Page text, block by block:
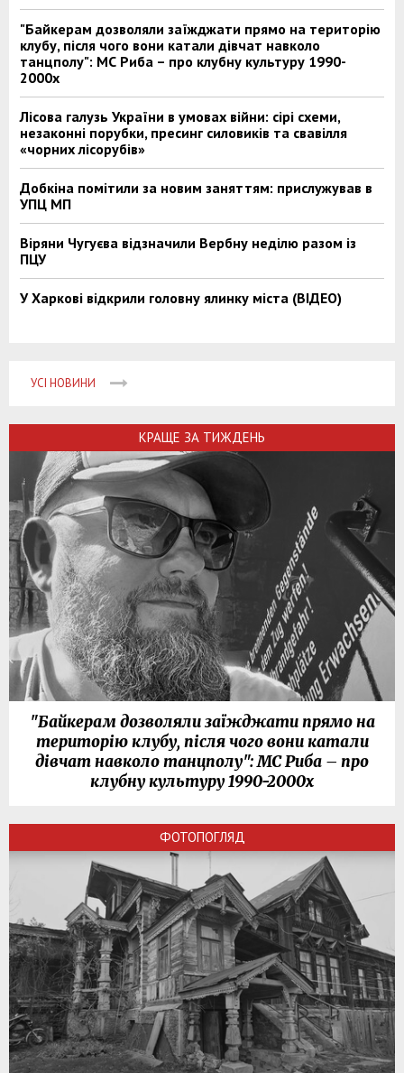
"Байкерам дозволяли заїжджати прямо на територію
клубу, після чого вони катали дівчат навколо
танцполу": МС Риба – про клубну культуру 1990-
2000х
Лісова галузь України в умовах війни: сірі схеми,
незаконні порубки, пресинг силовиків та свавілля
«чорних лісорубів»
Добкіна помітили за новим заняттям: прислужував в
УПЦ МП
Віряни Чугуєва відзначили Вербну неділю разом із
ПЦУ
У Харкові відкрили головну ялинку міста (ВІДЕО)
УСІ НОВИНИ
КРАЩЕ ЗА ТИЖДЕНЬ
"Байкерам дозволяли заїжджати прямо на
територію клубу, після чого вони катали
дівчат навколо танцполу": МС Риба – про
клубну культуру 1990-2000х
ФОТОПОГЛЯД